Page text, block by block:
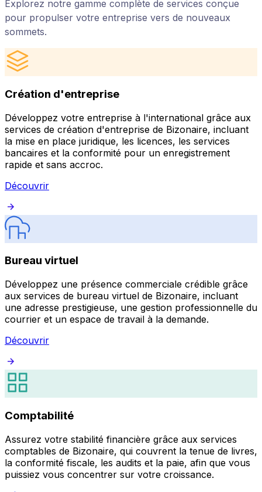
Explorez notre gamme complète de services conçue
pour propulser votre entreprise vers de nouveaux
sommets.
Création d'entreprise
Développez votre entreprise à l'international grâce aux
services de création d'entreprise de Bizonaire, incluant
la mise en place juridique, les licences, les services
bancaires et la conformité pour un enregistrement
rapide et sans accroc.
Découvrir
Bureau virtuel
Développez une présence commerciale crédible grâce
aux services de bureau virtuel de Bizonaire, incluant
une adresse prestigieuse, une gestion professionnelle du
courrier et un espace de travail à la demande.
Découvrir
Comptabilité
Assurez votre stabilité financière grâce aux services
comptables de Bizonaire, qui couvrent la tenue de livres,
la conformité fiscale, les audits et la paie, afin que vous
puissiez vous concentrer sur votre croissance.